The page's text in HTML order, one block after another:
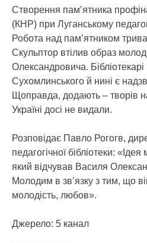
Створення пам’ятника
(КНР) при Луганському
Робота над пам’ятником
Скульптор втілив образ
Олександровича.
Сухомлинського й нині є
Щоправда, додають – творів
Україні досі не видали.
Розповідає Павло Рогогв,
педагогічної бібліотеки:
який відчував Василя
Молодим в зв’язку з тим, що
молодість, любов».
Джерело: 5 канал